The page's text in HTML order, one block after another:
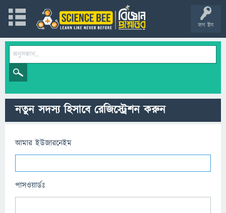
লগ ইন
নতুন সদস্য হিসাবে রেজিস্ট্রেশন করুন
আমার ইউজারনেইম
পাসওয়ার্ডঃ